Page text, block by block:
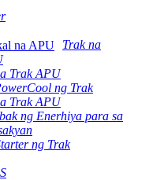
Trak na
Trak APU
ng Trak
Trak APU
ng Enerhiya para sa
ng Trak